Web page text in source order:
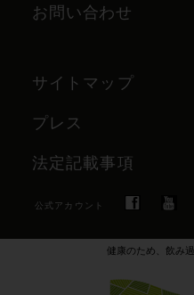
お問い合わせ
サイトマップ
プレス
法定記載事項
公式アカウント
健康のため、飲み